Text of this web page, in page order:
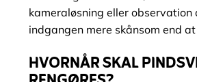
kamera­løsning eller observation
indgangen mere skånsom end
HVORNÅR SKAL